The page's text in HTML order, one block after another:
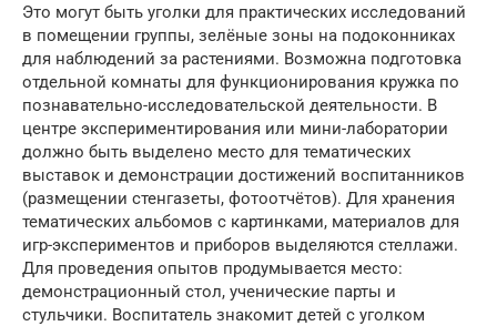
Это могут быть уголки для практических исследований
в помещении группы, зелёные зоны на подоконниках
для наблюдений за растениями. Возможна подготовка
отдельной комнаты для функционирования кружка по
познавательно-исследовательской деятельности. В
центре экспериментирования или мини-лаборатории
должно быть выделено место для тематических
выставок и демонстрации достижений воспитанников
(размещении стенгазеты, фотоотчётов). Для хранения
тематических альбомов с картинками, материалов для
игр-экспериментов и приборов выделяются стеллажи.
Для проведения опытов продумывается место:
демонстрационный стол, ученические парты и
стульчики. Воспитатель знакомит детей с уголком